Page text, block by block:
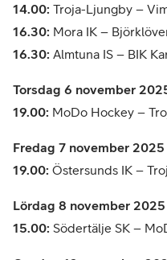
14.00: Troja-Ljungby –
16.30: Mora IK –
16.30: Almtuna IS – BIK
Torsdag 6 november
19.00: MoDo Hockey –
Fredag 7 november 2025
19.00: Östersunds IK –
Lördag 8 november 2025
15.00: Södertälje SK –